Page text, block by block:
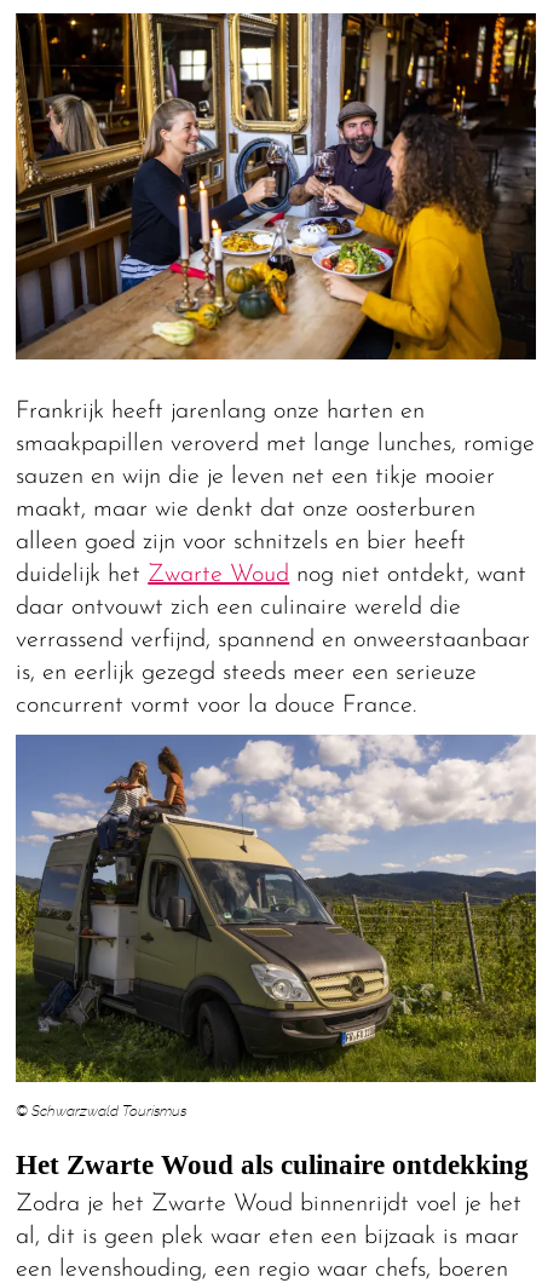
Frankrijk heeft jarenlang onze harten en
smaakpapillen veroverd met lange lunches, romige
sauzen en wijn die je leven net een tikje mooier
maakt, maar wie denkt dat onze oosterburen
alleen goed zijn voor schnitzels en bier heeft
duidelijk het Zwarte Woud nog niet ontdekt, want
daar ontvouwt zich een culinaire wereld die
verrassend verfijnd, spannend en onweerstaanbaar
is, en eerlijk gezegd steeds meer een serieuze
concurrent vormt voor la douce France.
© Schwarzwald Tourismus
Het Zwarte Woud als culinaire ontdekking
Zodra je het Zwarte Woud binnenrijdt voel je het
al, dit is geen plek waar eten een bijzaak is maar
een levenshouding, een regio waar chefs, boeren